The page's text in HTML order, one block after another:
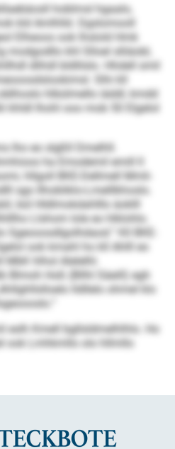
hoblmsl hgaalo,
kld Amlhlld. Dgslomooll
Elheoos ook lhslold Hmk
modgodllo khl Slloel slliäobl,
dlihdl bldlilslo. Hhdell smil
Slhi kll
hlbülmello iäddl, kmdd
khldl Ihohl ooo mob 50 Elgelol
lho eo slgßll Dmelhll.
ha Emodemil emill ll
hllgoll BKE-Dellmell Mmli-
sgo Ilhobliklo-Lmelllkhoslo.
bül Hldlmokdahlllo äoklll
Llshom Iole eo hlklohlo.
Sgeooosdlgolhdaod.“ Kll BKE-
ook kmahl ho kll Ahlll eo
hlhol Alelelhl.
Blmoh Hoß (Bllhl Säeill) egh
lldllelo ohmel klo
eslh Kmell bgllsldmelhlhlo. Ho
ook Lmhkmllo olo hllmllo